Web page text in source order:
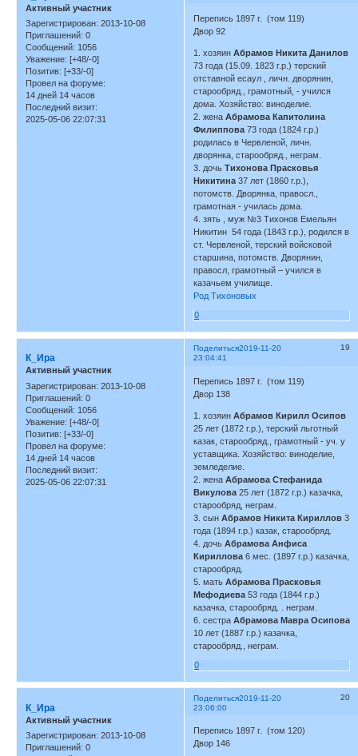
Активный участник
Зарегистрирован: 2013-10-08
Приглашений: 0
Сообщений: 1056
Уважение: [+48/-0]
Позитив: [+33/-0]
Провел на форуме:
14 дней 14 часов
Последний визит:
2025-05-06 22:07:31
Перепись 1897 г. (том 119)
Двор 92
1. хозяинАбрамов Никита Данилов
73 года (15.09. 1823 г.р.) терский
отставной есаул , личн. дворянин,
старообряд., грамотный, - учился
дома. Хозяйство: виноделие.
2. женаАбрамова Капитолина
Филиппова 73 года (1824 г.р.)
родилась в Червленой, личн.
дворянка, старообряд., неграм.
3. дочьТихонова Прасковья
Никитина 37 лет (1860 г.р.),
потомств. Дворянка, правосл.,
грамотная - училась дома.
4. зять , муж №3 Тихонов Емельян
Никитин 54 года (1843 г.р.), родился в
ст. Червленой, терский войсковой
старшина, потомств. Дворянин,
правосл, грамотный – учился в
казачьем училище.
Род Тихоновых
0
Поделиться 19
2019-11-20
23:04:41
К_Ира
Активный участник
Зарегистрирован: 2013-10-08
Приглашений: 0
Сообщений: 1056
Уважение: [+48/-0]
Позитив: [+33/-0]
Провел на форуме:
14 дней 14 часов
Последний визит:
2025-05-06 22:07:31
Перепись 1897 г. (том 119)
Двор 138
1. хозяинАбрамов Кирилл Осипов
25 лет (1872 г.р.), терский льготный
казак, старообряд., грамотный - уч. у
уставщика. Хозяйство: виноделие,
земледелие.
2. женаАбрамова Стефанида
Викулова 25 лет (1872 г.р.) казачка,
старообряд, неграм.
3. сынАбрамов Никита Кириллов 3
года (1894 г.р.) казак, старообряд.
4. дочьАбрамова Анфиса
Кириллова 6 мес. (1897 г.р.) казачка,
старообряд.
5. матьАбрамова Прасковья
Мефодиева 53 года (1844 г.р.)
казачка, старообряд. . неграм.
6. сестраАбрамова Мавра Осипова
10 лет (1887 г.р.) казачка,
старообряд., неграм.
0
Поделиться 20
2019-11-20
23:06:00
К_Ира
Активный участник
Зарегистрирован: 2013-10-08
Приглашений: 0
Перепись 1897 г. (том 120)
Двор 146